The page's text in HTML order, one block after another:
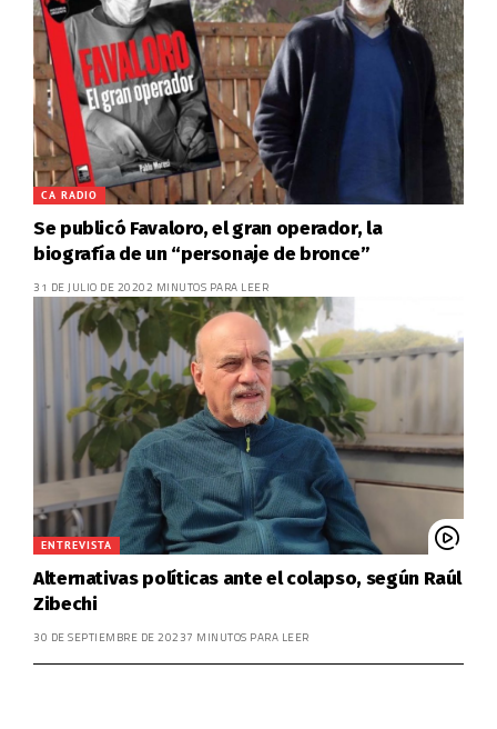
CA RADIO
Se publicó Favaloro, el gran operador, la
biografía de un “personaje de bronce”
31 DE JULIO DE 20202 MINUTOS PARA LEER
ENTREVISTA
Alternativas políticas ante el colapso, según Raúl
Zibechi
30 DE SEPTIEMBRE DE 20237 MINUTOS PARA LEER